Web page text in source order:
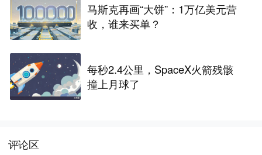
马斯克再画“大饼”：1万亿美元营
收，谁来买单？
每秒2.4公里，SpaceX火箭残骸
撞上月球了
评论区